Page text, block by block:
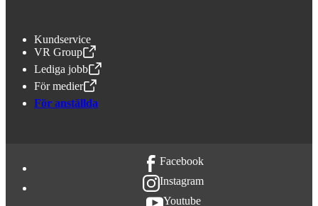
Kundservice
VR Group
,Öppnas i en ny flik
Lediga jobb
,Öppnas i en ny flik
För medier
,Öppnas i en ny flik
För anställda
Facebook
Instagram
Youtube